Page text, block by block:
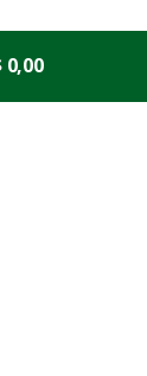
0,00